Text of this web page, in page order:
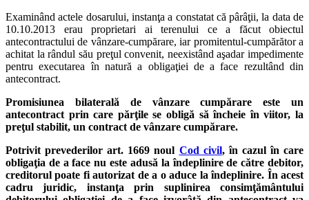
Examinând actele dosarului, instanţa a constatat că pârâţii, la data de
10.10.2013 erau proprietari ai terenului ce a făcut obiectul
antecontractului de vânzare-cumpărare, iar promitentul-cumpărător a
achitat la rândul său preţul convenit, neexistând aşadar impedimente
pentru executarea în natură a obligaţiei de a face rezultând din
antecontract.
Promisiunea bilaterală de vânzare cumpărare este un
antecontract prin care părţile se obligă să încheie în viitor, la
preţul stabilit, un contract de vânzare cumpărare.
Potrivit prevederilor art. 1669 noul Cod civil, în cazul în care
obligaţia de a face nu este adusă la îndeplinire de către debitor,
creditorul poate fi autorizat de a o aduce la îndeplinire. În acest
cadru juridic, instanţa prin suplinirea consimţământului